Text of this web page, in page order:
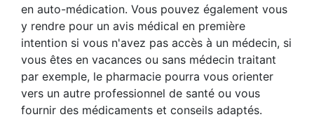
en auto-médication. Vous pouvez également vous
y rendre pour un avis médical en première
intention si vous n'avez pas accès à un médecin, si
vous êtes en vacances ou sans médecin traitant
par exemple, le pharmacie pourra vous orienter
vers un autre professionnel de santé ou vous
fournir des médicaments et conseils adaptés.